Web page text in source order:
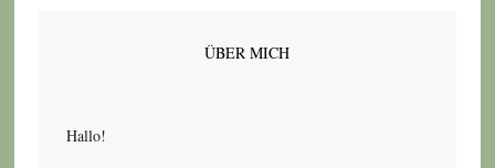
ÜBER MICH
Hallo!